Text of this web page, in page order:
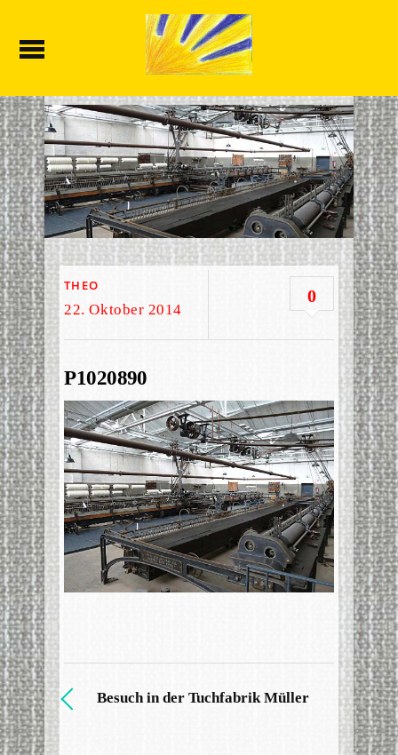
THEO
22. Oktober 2014
0
P1020890
Besuch in der Tuchfabrik Müller